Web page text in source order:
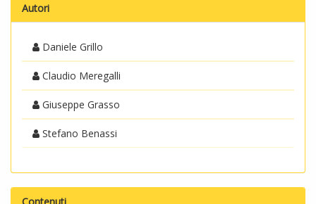
Autori
Daniele Grillo
Claudio Meregalli
Giuseppe Grasso
Stefano Benassi
Contenuti